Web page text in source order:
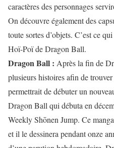
caractères des personnages
On découvre également des
toute sortes d’objets. C’est ce
Hoï-Poï de Dragon Ball.
Dragon Ball : Après la fin de
plusieurs histoires afin de
permettrait de débuter un
Dragon Ball qui débuta en
Weekly Shōnen Jump. Ce
et il le dessinera pendant onze